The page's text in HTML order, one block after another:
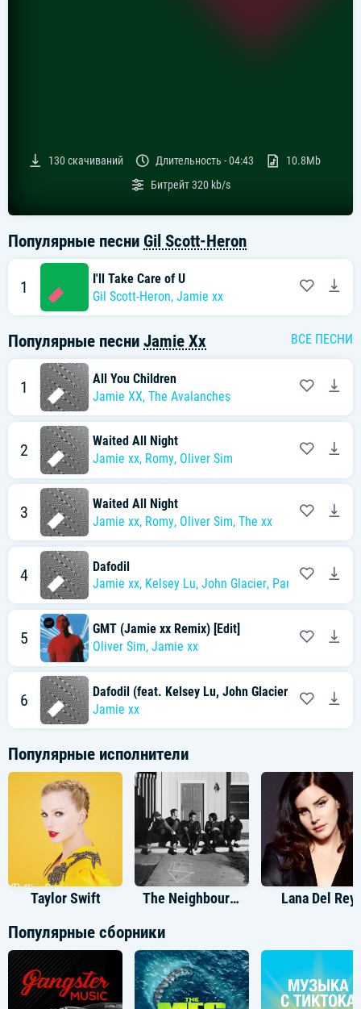
130скачиваний Длительность -04:43
10.8Mb
Битрейт320 kb/s
Популярные песни Gil Scott-Heron
1
I'll Take Care of U
Gil Scott-Heron, Jamie xx
Популярные песни Jamie Xx ВСЕ ПЕСНИ
1
All You Children
Jamie XX, The Avalanches
2
Waited All Night
Jamie xx, Romy, Oliver Sim
3
Waited All Night
Jamie xx, Romy, Oliver Sim, The xx
4
Dafodil
Jamie xx, Kelsey Lu, John Glacier, Panda Bear
5
GMT (Jamie xx Remix) [Edit]
Oliver Sim, Jamie xx
6
Dafodil (feat. Kelsey Lu, John Glacier & Panda
Jamie xx
Популярные исполнители
Taylor Swift The Neighbourhood Lana Del Rey
Популярные сборники